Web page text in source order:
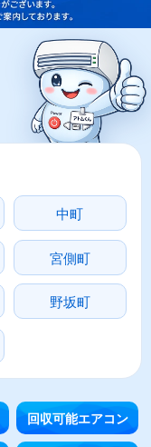
中町
宮側町
野坂町
回収可能エアコン